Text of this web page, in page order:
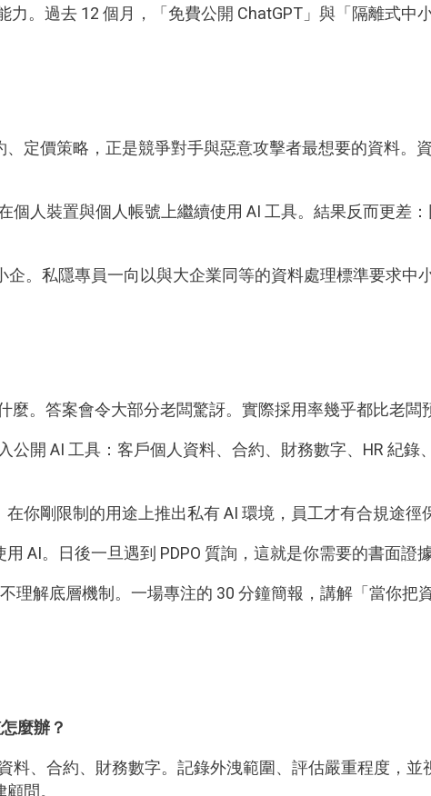
。過去 12 個月，「免費公開 ChatGPT」與「隔離式中
定價策略，正是競爭對手與惡意攻擊者最想要的資料。
個人裝置與個人帳號上繼續使用 AI 工具。結果反而更差
企。私隱專員一向以與大企業同等的資料處理標準要求中
麼。答案會令大部分老闆驚訝。實際採用率幾乎都比老闆
公開 AI 工具：客戶個人資料、合約、財務數字、HR 紀錄
你剛限制的用途上推出私有 AI 環境，員工才有合規途徑
AI。日後一旦遇到 PDPO 質詢，這就是你需要的書面證據
理解底層機制。一場專注的 30 分鐘簡報，講解「當你把
麼辦？
料、合約、財務數字。記錄外洩範圍、評估嚴重程度，並